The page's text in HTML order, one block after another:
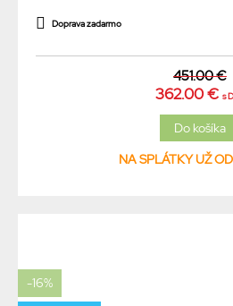
Doprava zadarmo
451.00 €
362.00 € s
NA SPLÁTKY UŽ
-16%